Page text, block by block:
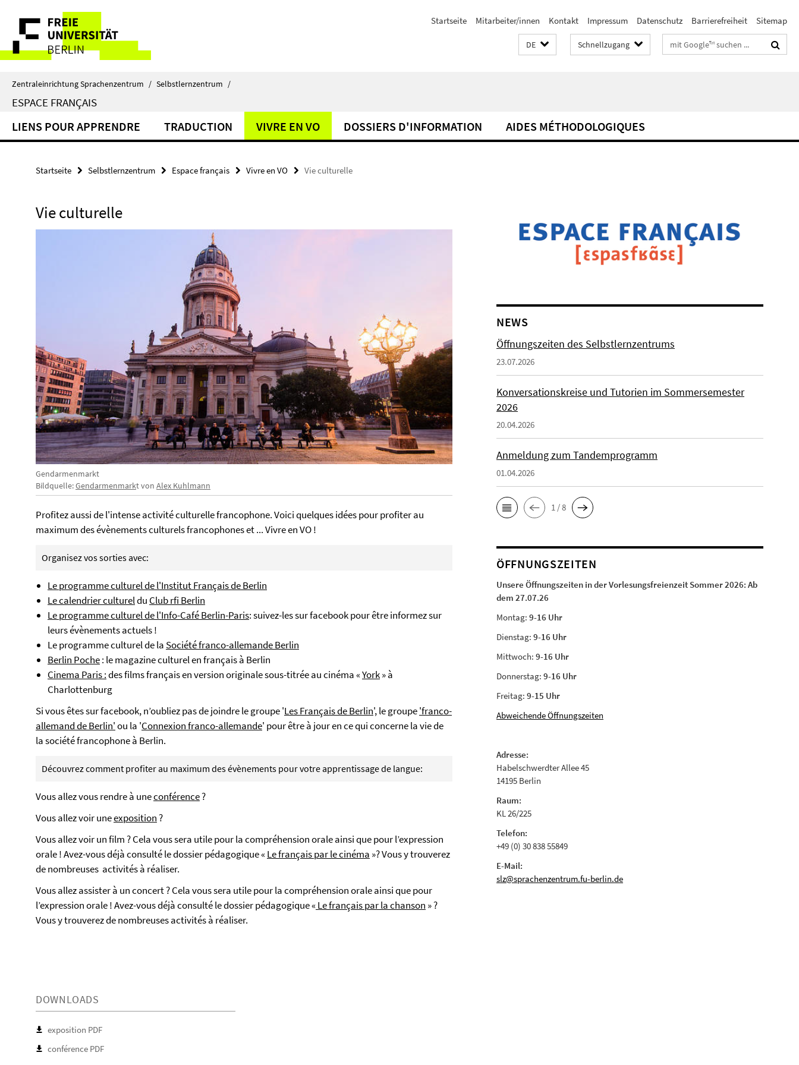
direkt
Inhalt
Service-
Navigation
Startseite Mitarbeiter/innen Kontakt Impressum Datenschutz Barrierefreiheit Sitemap
DE Schnellzugang Suchbegriffe
Zentraleinrichtung Sprachenzentrum / Selbstlernzentrum /
ESPACE FRANÇAIS
LIENS POUR APPRENDRE TRADUCTION VIVRE EN VO DOSSIERS D'INFORMATION AIDES MÉTHODOLOGIQUES
Startseite Selbstlernzentrum Espace français Vivre en VO Vie culturelle
Vie culturelle
Gendarmenmarkt
Bildquelle:Gendarmenmarkt von Alex Kuhlmann
Profitez aussi de l'intense activité culturelle francophone. Voici quelques idées pour profiter au
maximum des évènements culturels francophones et ... Vivre en VO !
Organisez vos sorties avec:
Le programme culturel de l'Institut Français de Berlin
Le calendrier cultureldu Club rfi Berlin
Le programme culturel de l'Info-Café Berlin-Paris: suivez-les sur facebook pour être informez sur
leurs évènements actuels !
Le programme culturel de la Société franco-allemande Berlin
Berlin Poche: le magazine culturel en français à Berlin
Cinema Paris :des films français en version originale sous-titrée au cinéma «York» à
Charlottenburg
Si vous êtes sur facebook, n’oubliez pas de joindre le groupe 'Les Français de Berlin', le groupe'franco-
allemand de Berlin'ou la 'Connexion franco-allemande' pour être à jour en ce qui concerne la vie de
la société francophone à Berlin.
Découvrez comment profiter au maximum des évènements pour votre apprentissage de langue:
Vous allez vous rendre à uneconférence?
Vous allez voir uneexposition?
Vous allez voir un film ? Cela vous sera utile pour la compréhension orale ainsi que pour l’expression
orale ! Avez-vous déjà consulté le dossier pédagogique «Le français par le cinéma »? Vous y trouverez
de nombreuses activités à réaliser.
Vous allez assister à un concert ? Cela vous sera utile pour la compréhension orale ainsi que pour
l’expression orale ! Avez-vous déjà consulté le dossier pédagogique «Le français par la chanson » ?
Vous y trouverez de nombreuses activités à réaliser.
DOWNLOADS
exposition PDF
conférence PDF
NEWS
Öffnungszeiten des Selbstlernzentrums
23.07.2026
Konversationskreise und Tutorien im Sommersemester
2026
20.04.2026
Anmeldung zum Tandemprogramm
01.04.2026
1 / 8
ÖFFNUNGSZEITEN
Unsere Öffnungszeiten in der Vorlesungsfreienzeit Sommer 2026:Ab
dem 27.07.26
Montag:9-16 Uhr
Dienstag:9-16 Uhr
Mittwoch:9-16 Uhr
Donnerstag:9-16 Uhr
Freitag:9-15 Uhr
Abweichende Öffnungszeiten
Adresse:
Habelschwerdter Allee 45
14195 Berlin
Raum:
KL 26/225
Telefon:
+49 (0) 30 838 55849
E-Mail:
slz@sprachenzentrum.fu-berlin.de